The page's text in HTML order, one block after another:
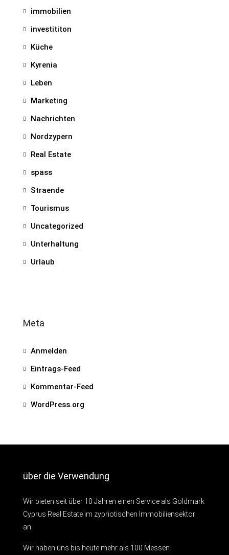
immobilien
investititon
Küche
Kyrenia
Leben
Marketing
Nachrichten
Nordzypern
Real Estate
spass
Straende
Tourismus
Uncategorized
Unterhaltung
Urlaub
Meta
Anmelden
Eintrags-Feed
Kommentar-Feed
WordPress.org
über die Verwendung
Wir bieten seit über 10 Jahren einen Service als Goldmark
Cyprus Real Estate im zypriotischen Immobiliensektor
an.
Wir haben uns bis heute mehr als 100 Messen